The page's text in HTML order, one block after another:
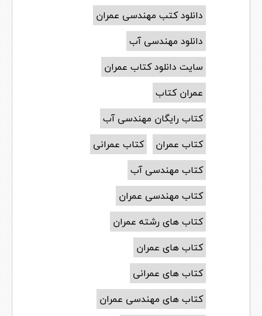
دانلود کتب مهندسی عمران
دانلود مهندسی آب
سایت دانلود کتاب عمران
عمران کتاب
کتاب رایگان مهندسی آب
کتاب عمران
کتاب عمرانی
کتاب مهندسی آب
کتاب مهندسی عمران
کتاب های رشته عمران
کتاب های عمران
کتاب های عمرانی
کتاب های مهندسی عمران